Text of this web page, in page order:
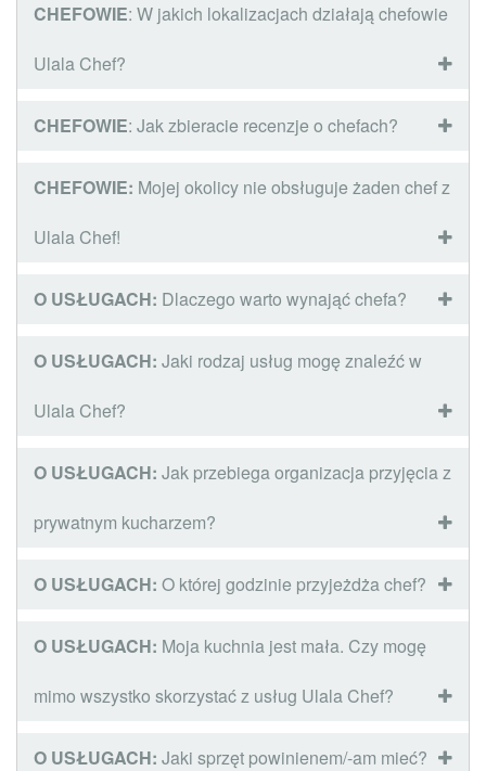
CHEFOWIE: W jakich lokalizacjach działają chefowie
Ulala Chef?
CHEFOWIE: Jak zbieracie recenzje o chefach?
CHEFOWIE: Mojej okolicy nie obsługuje żaden chef z
Ulala Chef!
O USŁUGACH: Dlaczego warto wynająć chefa?
O USŁUGACH: Jaki rodzaj usług mogę znaleźć w
Ulala Chef?
O USŁUGACH: Jak przebiega organizacja przyjęcia z
prywatnym kucharzem?
O USŁUGACH: O której godzinie przyjeżdża chef?
O USŁUGACH: Moja kuchnia jest mała. Czy mogę
mimo wszystko skorzystać z usług Ulala Chef?
O USŁUGACH: Jaki sprzęt powinienem/-am mieć?